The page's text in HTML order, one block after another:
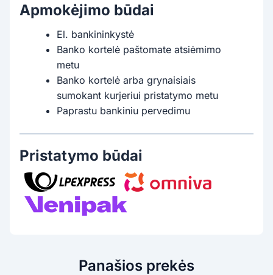
Apmokėjimo būdai
El. bankininkystė
Banko kortelė paštomate atsiėmimo
metu
Banko kortelė arba grynaisiais
sumokant kurjeriui pristatymo metu
Paprastu bankiniu pervedimu
Pristatymo būdai
Panašios prekės